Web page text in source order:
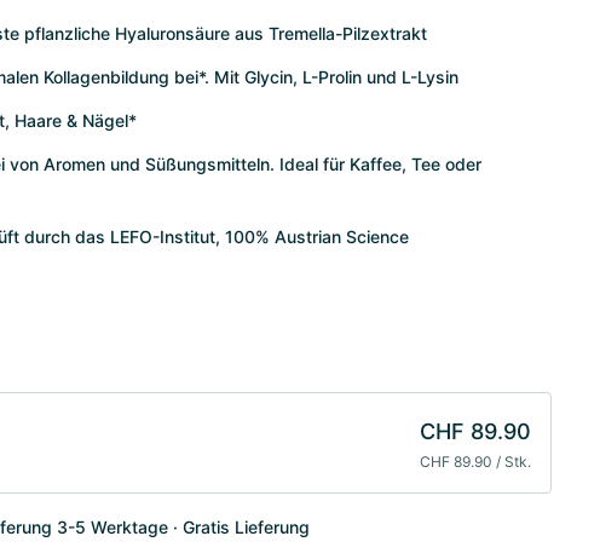
pflanzliche Hyaluronsäure aus Tremella-Pilzextrakt
Kollagenbildung bei*. Mit Glycin, L-Prolin und L-Lysin
Haare & Nägel*
von Aromen und Süßungsmitteln. Ideal für Kaffee, Tee oder
durch das LEFO-Institut, 100% Austrian Science
CHF 89.90
CHF 89.90 / Stk.
3-5 Werktage Gratis Lieferung